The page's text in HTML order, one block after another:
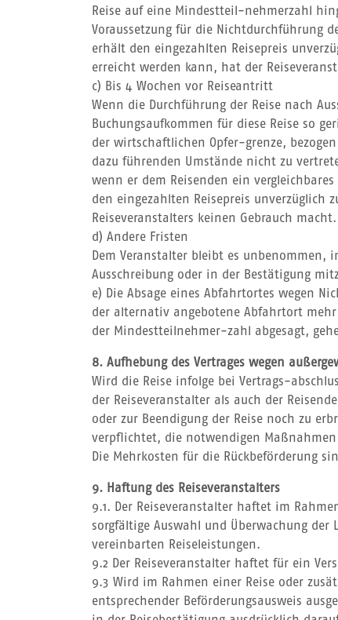
Reise auf eine Mindestteil-nehmerzahl
Voraussetzung für die Nichtdurchführung
erhält den eingezahlten Reisepreis
erreicht werden kann, hat der
c) Bis 4 Wochen vor Reiseantritt
Wenn die Durchführung der Reise nach
Buchungsaufkommen für diese Reise so
der wirtschaftlichen Opfer-grenze,
dazu führenden Umstände nicht zu
wenn er dem Reisenden ein
den eingezahlten Reisepreis unverzüglich
Reiseveranstalters keinen Gebrauch macht.
d) Andere Fristen
Dem Veranstalter bleibt es unbenommen,
Ausschreibung oder in der Bestätigung
e) Die Absage eines Abfahrtortes wegen
der alternativ angebotene Abfahrtort
der Mindestteilnehmer-zahl abgesagt,
8. Aufhebung des Vertrages wegen
Wird die Reise infolge bei Vertrags-
der Reiseveranstalter als auch der
oder zur Beendigung der Reise noch zu
verpflichtet, die notwendigen Maßnahmen
Die Mehrkosten für die Rückbeförderung
9. Haftung des Reiseveranstalters
9.1. Der Reiseveranstalter haftet im
sorgfältige Auswahl und Überwachung
vereinbarten Reiseleistungen.
9.2 Der Reiseveranstalter haftet für ein
9.3 Wird im Rahmen einer Reise oder
entsprechender Beförderungsausweis